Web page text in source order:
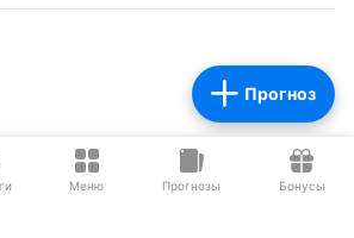
Прогноз
Меню Прогнозы Бонусы